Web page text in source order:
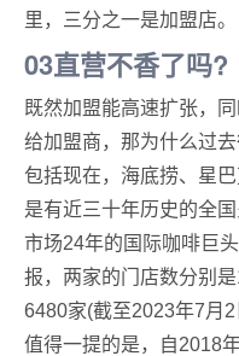
里，三分之一是加盟店。
03直营不香了吗?
既然加盟能高速扩张，
给加盟商，那为什么过
包括现在，海底捞、星
是有近三十年历史的全
市场24年的国际咖啡巨
报，两家的门店数分别
6480家(截至2023年7月2
值得一提的是，自2018